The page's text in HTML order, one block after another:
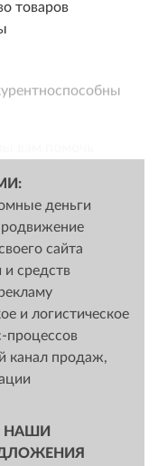
товаров
деньги
сайта
и средств
и логистическое
процессов
канал продаж,
НАШИ